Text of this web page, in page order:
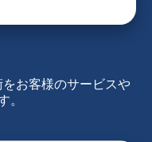
お客様のサービスや
。